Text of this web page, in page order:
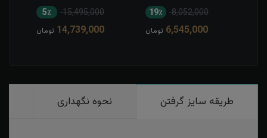
8,052,000 19٪
6,545,000 تومان
15,495,000 5٪
14,739,000 تومان
طریقه سایز گرفتن نحوه نگهداری